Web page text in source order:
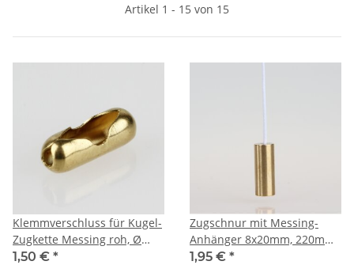
Artikel 1 - 15 von 15
Klemmverschluss für Kugel-
Zugkette Messing roh, Ø
2,5–3,0mm
1,50 € *
Zugschnur mit Messing-
Anhänger 8x20mm, 220mm
lang, weiß – passend für E27
1,95 € *